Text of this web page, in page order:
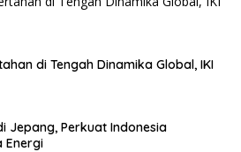
di Tengah Dinamika Global, IKI
Jepang, Perkuat Indonesia
Energi